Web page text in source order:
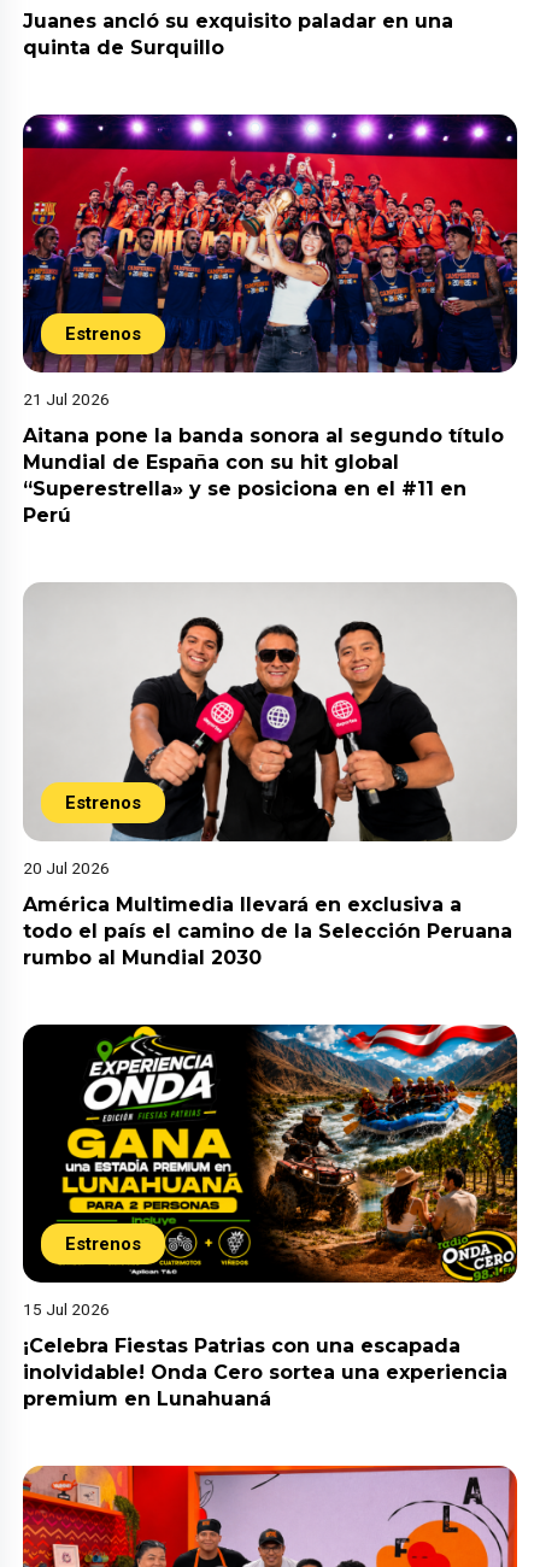
Juanes ancló su exquisito paladar en una
quinta de Surquillo
Estrenos
21 Jul 2026
Aitana pone la banda sonora al segundo título
Mundial de España con su hit global
“Superestrella» y se posiciona en el #11 en
Perú
Estrenos
20 Jul 2026
América Multimedia llevará en exclusiva a
todo el país el camino de la Selección Peruana
rumbo al Mundial 2030
Estrenos
15 Jul 2026
¡Celebra Fiestas Patrias con una escapada
inolvidable! Onda Cero sortea una experiencia
premium en Lunahuaná